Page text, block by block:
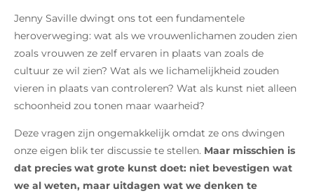
Jenny Saville dwingt ons tot een fundamentele
heroverweging: wat als we vrouwenlichamen zouden zien
zoals vrouwen ze zelf ervaren in plaats van zoals de
cultuur ze wil zien? Wat als we lichamelijkheid zouden
vieren in plaats van controleren? Wat als kunst niet alleen
schoonheid zou tonen maar waarheid?
Deze vragen zijn ongemakkelijk omdat ze ons dwingen
onze eigen blik ter discussie te stellen. Maar misschien is
dat precies wat grote kunst doet: niet bevestigen wat
we al weten, maar uitdagen wat we denken te